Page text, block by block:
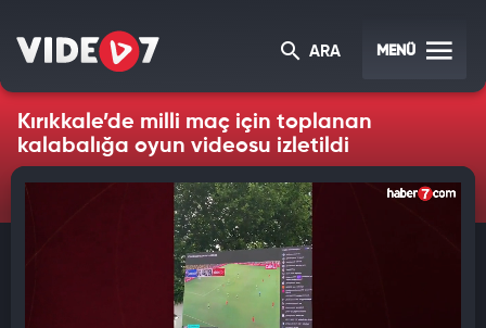
ARA MENÜ
Kırıkkale’de milli maç için toplanan
kalabalığa oyun videosu izletildi